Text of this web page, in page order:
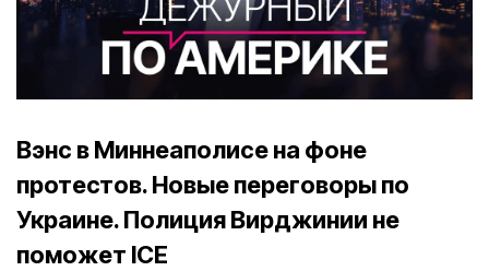
Вэнс в Миннеаполисе на фоне
протестов. Новые переговоры по
Украине. Полиция Вирджинии не
поможет ICE